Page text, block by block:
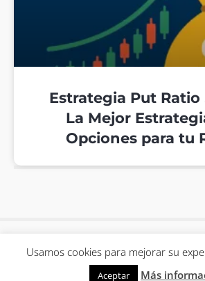
Estrategia Put Ratio
La Mejor
Opciones para tu
SHARK OPCIONES ©
Usamos cookies para mejorar su
Aceptar Más